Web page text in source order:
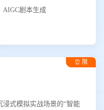
AIGC剧本生成
⏰ 限
式模拟实战场景的“智能